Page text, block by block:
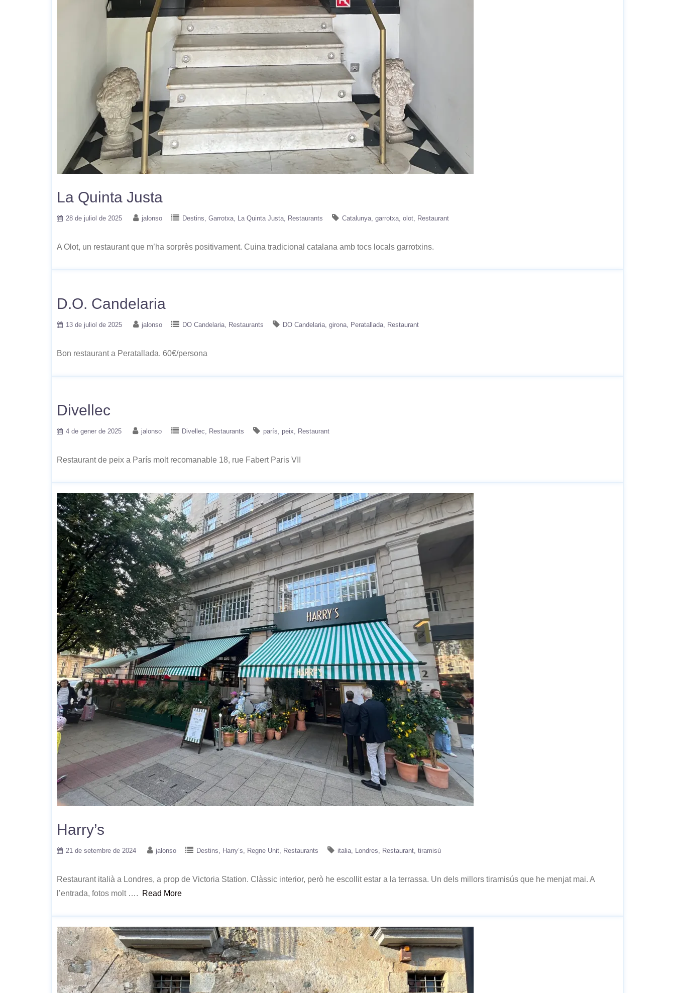
La Quinta Justa
28 de juliol de 2025 jalonso Destins Garrotxa La Quinta Justa Restaurants Catalunya garrotxa olot Restaurant
A Olot, un restaurant que m’ha sorprès positivament. Cuina tradicional catalana amb tocs locals garrotxins.
D.O. Candelaria
13 de juliol de 2025 jalonso DO Candelaria Restaurants DO Candelaria girona Peratallada Restaurant
Bon restaurant a Peratallada. 60€/persona
Divellec
4 de gener de 2025 jalonso Divellec Restaurants parís peix Restaurant
Restaurant de peix a París molt recomanable 18, rue Fabert Paris VII
Harry’s
21 de setembre de 2024 jalonso Destins Harry’s Regne Unit Restaurants italia Londres Restaurant tiramisú
Restaurant italià a Londres, a prop de Victoria Station. Clàssic interior, però he escollit estar a la terrassa. Un dels millors tiramisús que he menjat mai. A
l’entrada, fotos molt ….
Read More